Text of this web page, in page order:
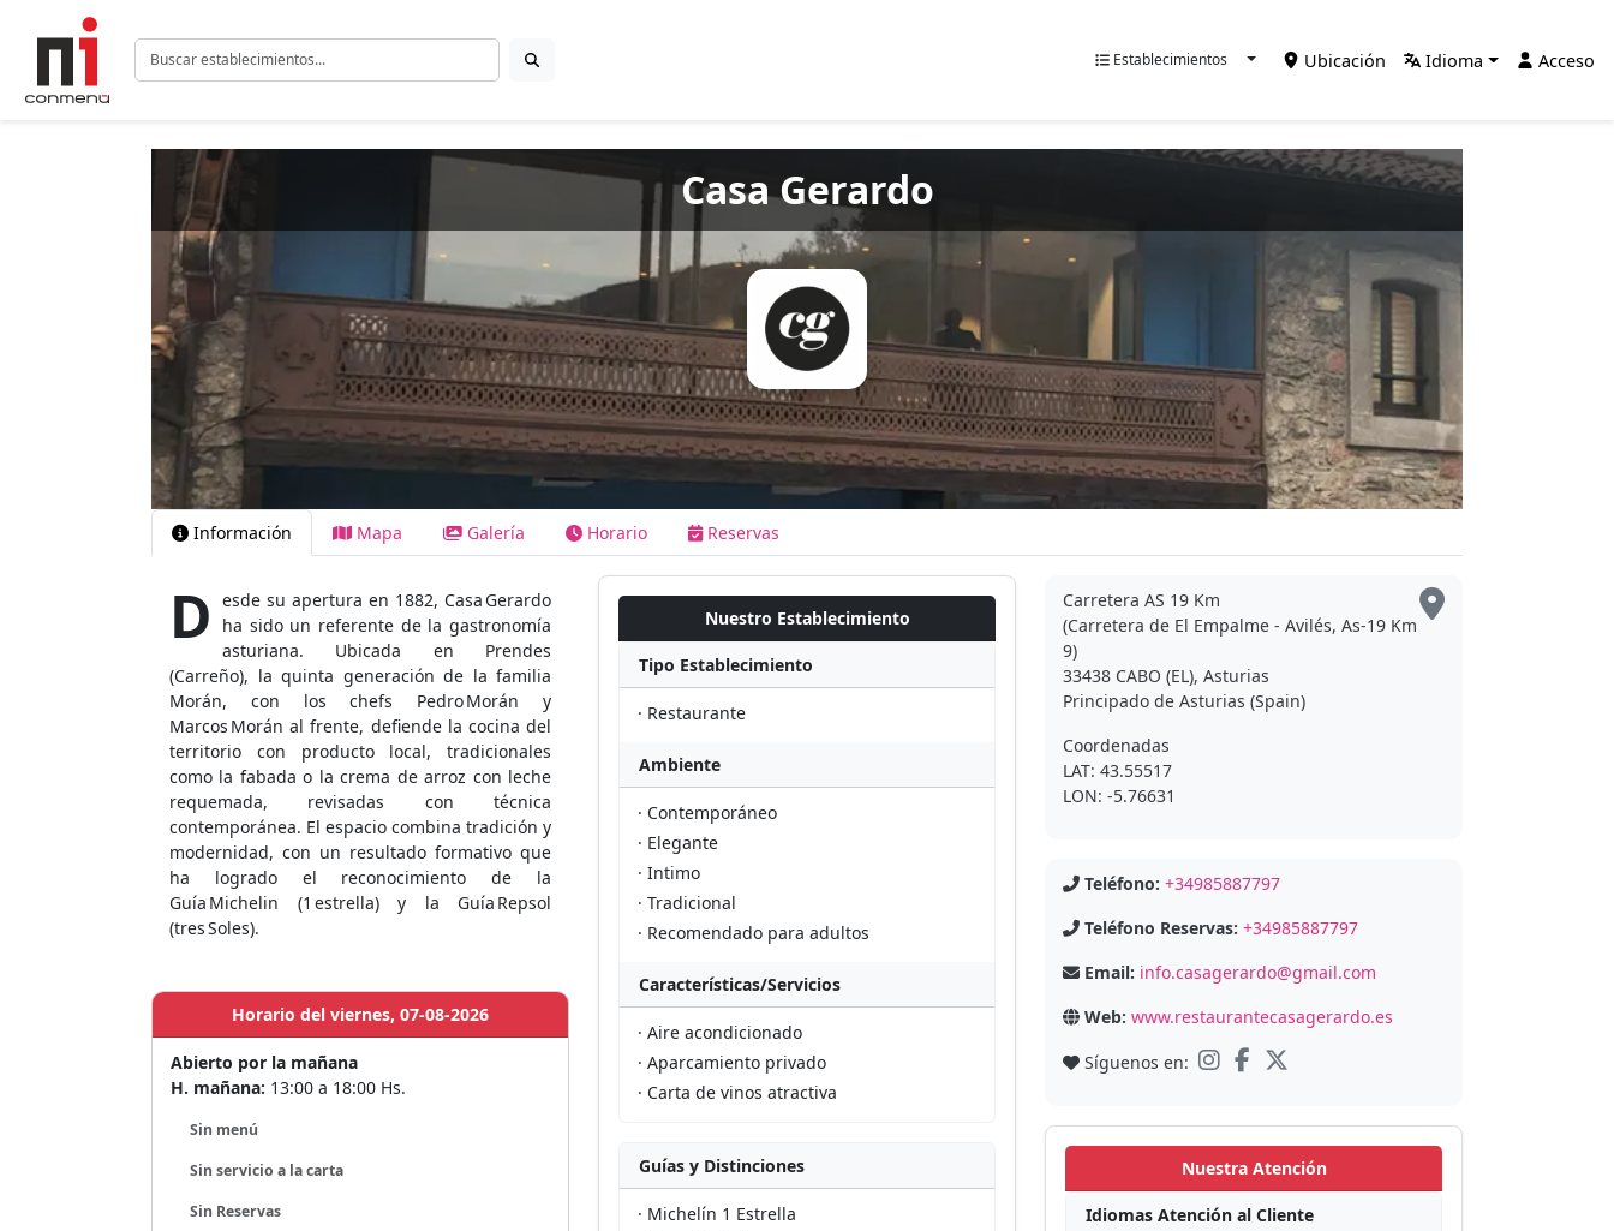
Establecimientos Ubicación Idioma Acceso
Casa Gerardo
Información Mapa Galería Horario Reservas
D esde su apertura en 1882, Casa Gerardo
ha sido un referente de la gastronomía
asturiana. Ubicada en Prendes
(Carreño), la quinta generación de la familia
Morán, con los chefs Pedro Morán y
Marcos Morán al frente, defiende la cocina del
territorio con producto local, tradicionales
como la fabada o la crema de arroz con leche
requemada, revisadas con técnica
contemporánea. El espacio combina tradición y
modernidad, con un resultado formativo que
ha logrado el reconocimiento de la
Guía Michelin (1 estrella) y la Guía Repsol
(tres Soles).
Horario del viernes, 07-08-2026
Abierto por la mañana
H. mañana: 13:00 a 18:00 Hs.
Sin menú
Sin servicio a la carta
Sin Reservas
Nuestro Establecimiento
Tipo Establecimiento
· Restaurante
Ambiente
· Contemporáneo
· Elegante
· Intimo
· Tradicional
· Recomendado para adultos
Características/Servicios
· Aire acondicionado
· Aparcamiento privado
· Carta de vinos atractiva
Guías y Distinciones
· Michelín 1 Estrella
Carretera AS 19 Km
(Carretera de El Empalme - Avilés, As-19 Km
9)
33438 CABO (EL), Asturias
Principado de Asturias (Spain)
Coordenadas
LAT: 43.55517
LON: -5.76631
Teléfono: +34985887797
Teléfono Reservas: +34985887797
Email: info.casagerardo@gmail.com
Web: www.restaurantecasagerardo.es
Síguenos en:
Nuestra Atención
Idiomas Atención al Cliente